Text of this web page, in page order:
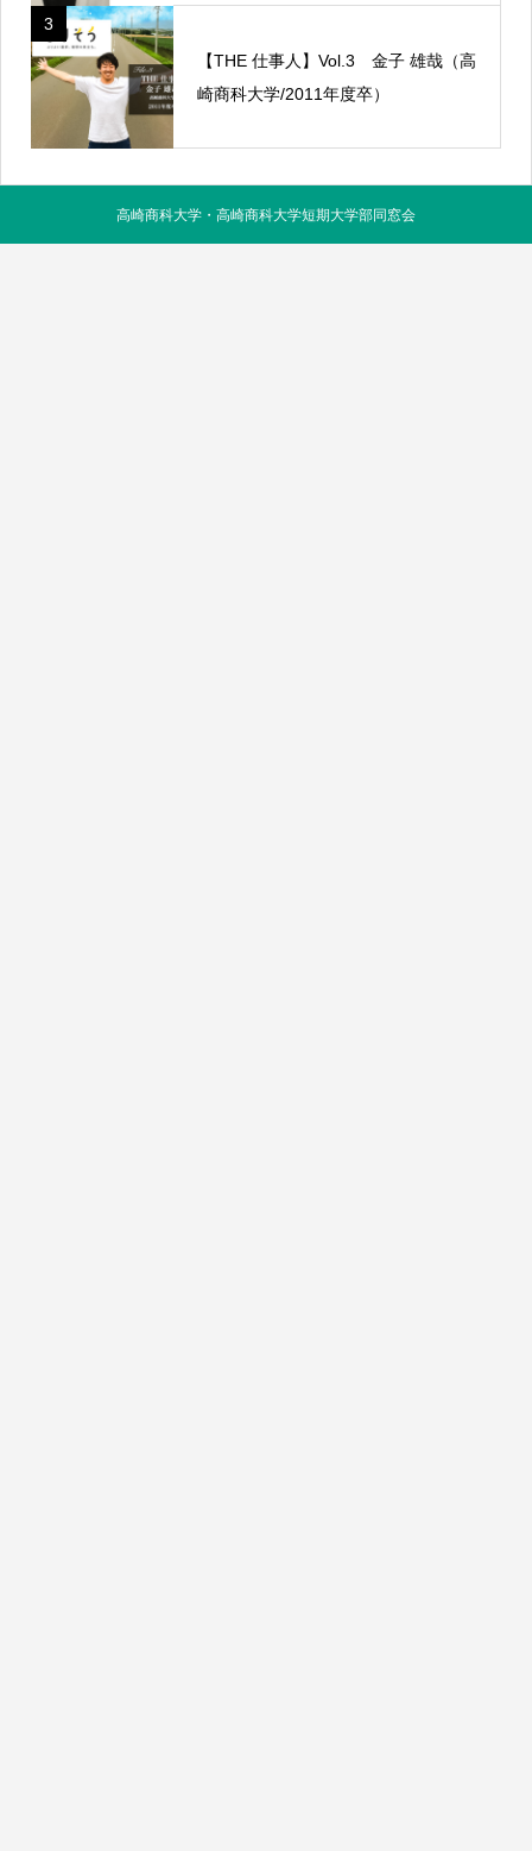
3
【THE 仕事人】Vol.3 金子 雄哉（高
崎商科大学/2011年度卒）
高崎商科大学・高崎商科大学短期大学部同窓会